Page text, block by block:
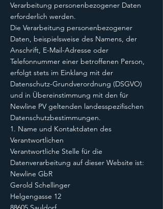
Verarbeitung personenbezogener Daten
erforderlich werden.
Die Verarbeitung personenbezogener
Daten, beispielsweise des Namens, der
Anschrift, E-Mail-Adresse oder
Telefonnummer einer betroffenen Person,
erfolgt stets im Einklang mit der
Datenschutz-Grundverordnung (DSGVO)
und in Übereinstimmung mit den für
Newline PV geltenden landesspezifischen
Datenschutzbestimmungen.
1. Name und Kontaktdaten des
Verantwortlichen
Verantwortliche Stelle für die
Datenverarbeitung auf dieser Website ist:
Newline GbR
Gerold Schellinger
Helgengasse 12